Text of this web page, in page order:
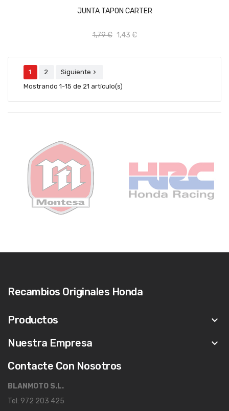
JUNTA TAPON CARTER
1,79 € 1,43 €
AÑADIR AL CARRITO
1 2 Siguiente 
Mostrando 1-15 de 21 artículo(s)
Recambios Originales Honda
Productos
keyboard_arrow_down
Nuestra Empresa
keyboard_arrow_down
Contacte Con Nosotros
BLANMOTO S.L.
Tel: 972 203 425